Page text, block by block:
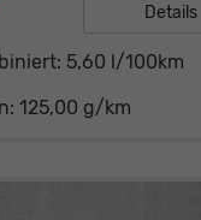
Details
5,60 l/100km
125,00 g/km